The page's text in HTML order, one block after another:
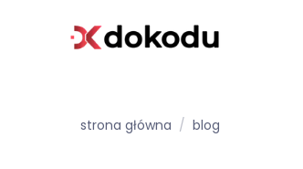
strona główna / blog